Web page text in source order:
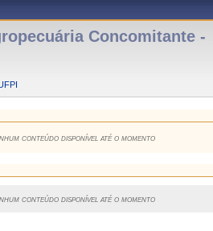
Concomitante -
conteúdo disponível até o momento
conteúdo disponível até o momento